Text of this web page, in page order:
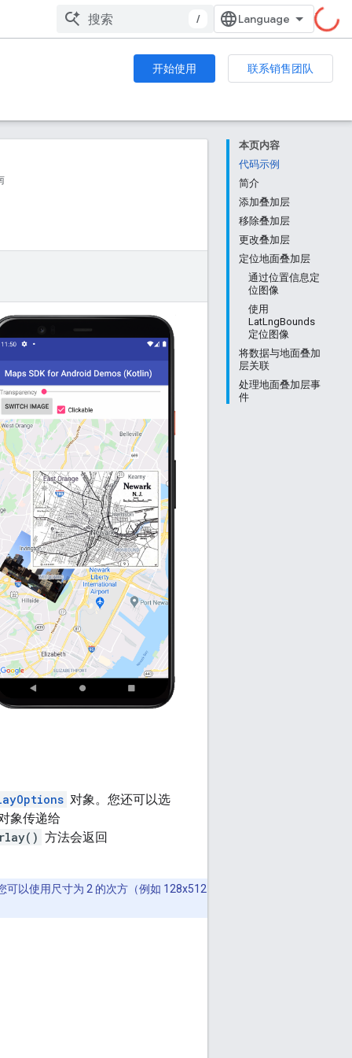
/
开始使用 联系销售团队
本页内容
代码示例
简介
添加叠加层
移除叠加层
更改叠加层
定位地面叠加层
通过位置信息定
位图像
使用
LatLngBounds
定位图像
将数据与地面叠加
层关联
处理地面叠加层事
件
对象。您还可以选
象传递给
方法会返回
以使用尺寸为 2 的次方（例如 128x512